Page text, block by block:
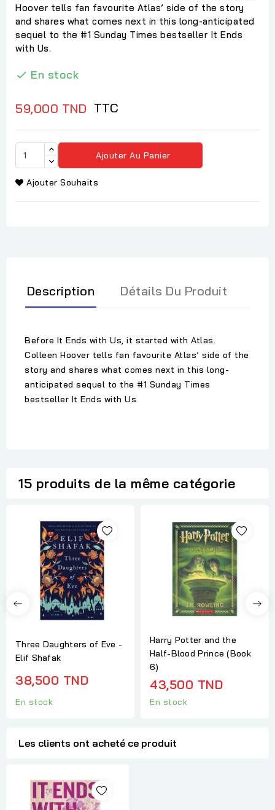
Hoover tells fan favourite Atlas’ side of the story
and shares what comes next in this long-anticipated
sequel to the #1 Sunday Times bestseller It Ends
with Us.
 En stock
59,000 TND TTC
Ajouter Au Panier
Ajouter Souhaits
Description Détails Du Produit
Before It Ends with Us, it started with Atlas.
Colleen Hoover tells fan favourite Atlas’ side of the
story and shares what comes next in this long-
anticipated sequel to the #1 Sunday Times
bestseller It Ends with Us.
15 produits de la même catégorie
Three Daughters of Eve -
Elif Shafak
38,500 TND
En stock
Harry Potter and the
Half-Blood Prince (Book
6)
43,500 TND
En stock
Les clients ont acheté ce produit